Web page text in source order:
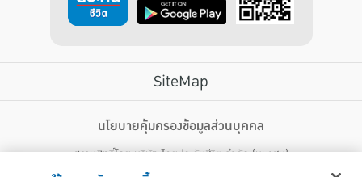
SiteMap
ไทยประกันชีวิต HEALTH CARE SOLUTIONS
นโยบายคุ้มครองข้อมูลส่วนบุคคล
สงวนสิทธิ์โดย บริษัท ไทยประกันชีวิต จำกัด (มหาชน)
123 ถนน รัชดาภิเษก แขวงดินแดง เขตดินแดง กรุงเทพฯ 10400 โทรศัพท์ 02-